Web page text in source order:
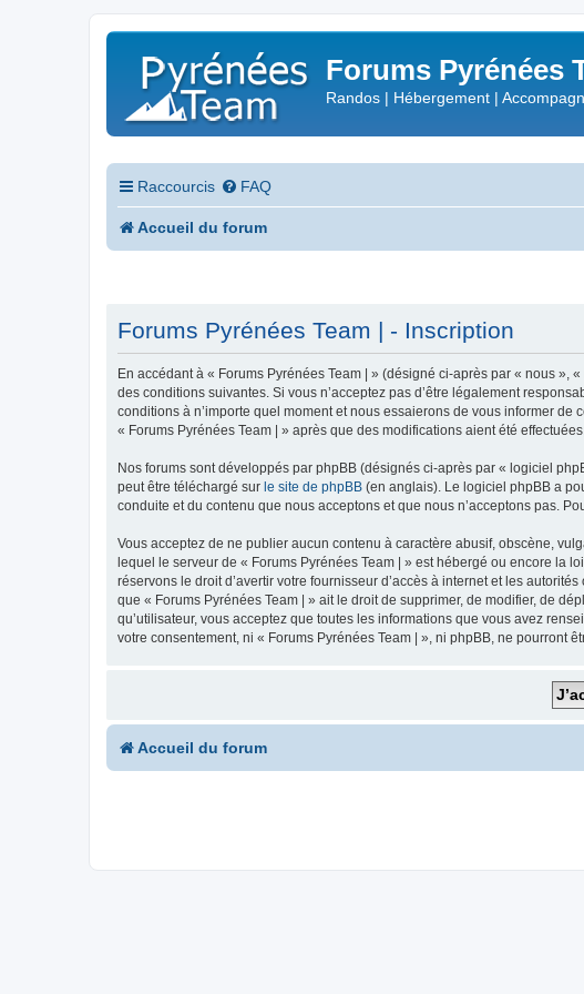
Forums Pyrénées
Randos | Hébergement |
Raccourcis FAQ
Accueil du forum
Forums Pyrénées Team | - Inscription
En accédant à « Forums Pyrénées Team | » (désigné ci-après par « nous »,
des conditions suivantes. Si vous n’acceptez pas d’être légalement
conditions à n’importe quel moment et nous essaierons de vous informer
« Forums Pyrénées Team | » après que des modifications aient été
Nos forums sont développés par phpBB (désignés ci-après par « logiciel
peut être téléchargé sur le site de phpBB (en anglais). Le logiciel phpBB a
conduite et du contenu que nous acceptons et que nous n’acceptons pas.
Vous acceptez de ne publier aucun contenu à caractère abusif, obscène,
lequel le serveur de « Forums Pyrénées Team | » est hébergé ou encore la
réservons le droit d’avertir votre fournisseur d’accès à internet et les
que « Forums Pyrénées Team | » ait le droit de supprimer, de modifier, de
qu’utilisateur, vous acceptez que toutes les informations que vous avez
votre consentement, ni « Forums Pyrénées Team | », ni phpBB, ne pourront
Accueil du forum